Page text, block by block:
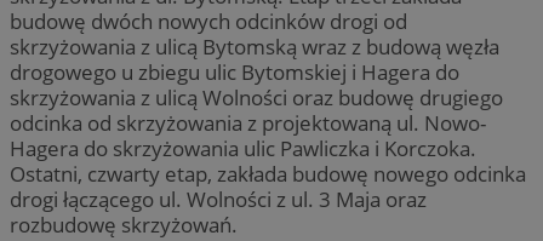
budowę dwóch nowych odcinków drogi od
skrzyżowania z ulicą Bytomską wraz z budową węzła
drogowego u zbiegu ulic Bytomskiej i Hagera do
skrzyżowania z ulicą Wolności oraz budowę drugiego
odcinka od skrzyżowania z projektowaną ul. Nowo-
Hagera do skrzyżowania ulic Pawliczka i Korczoka.
Ostatni, czwarty etap, zakłada budowę nowego odcinka
drogi łączącego ul. Wolności z ul. 3 Maja oraz
rozbudowę skrzyżowań.